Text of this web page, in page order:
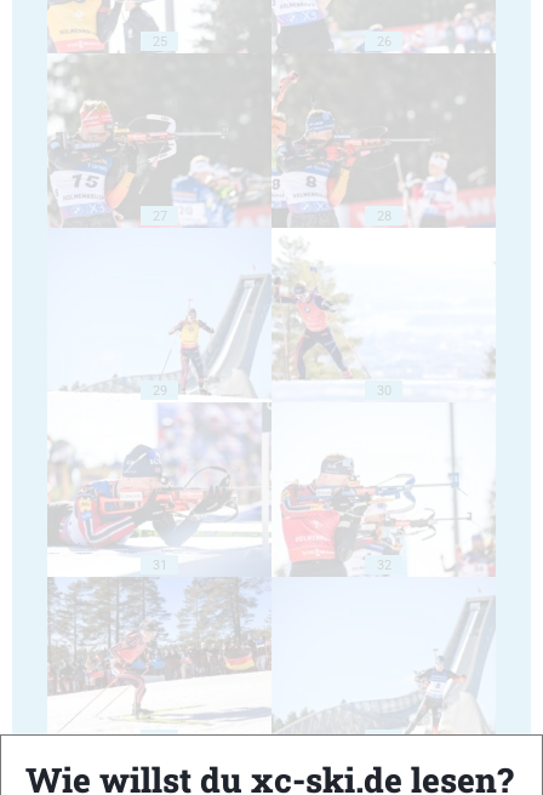
25 26
27 28
29 30
31 32
33 34
Wie willst du xc-ski.de lesen?